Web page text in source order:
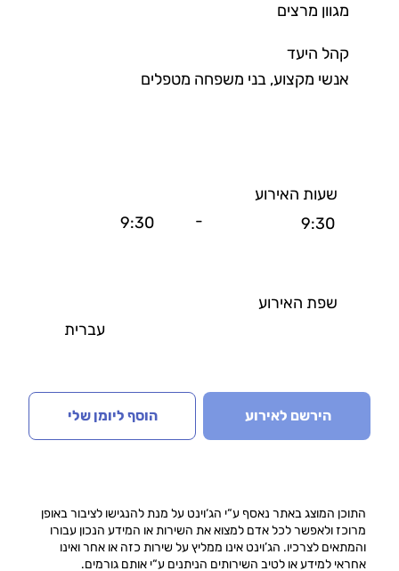
מגוון מרצים
קהל היעד
אנשי מקצוע, בני משפחה מטפלים
הוסף ליומן שלי הירשם לאירוע
שעות האירוע
9:30
- 9:30
שפת האירוע
עברית
התוכן המוצג באתר נאסף ע“י הג‘וינט על מנת להנגישו לציבור באופן
מרוכז ולאפשר לכל אדם למצוא את השירות או המידע הנכון עבורו
והמתאים לצרכיו. הג’וינט אינו ממליץ על שירות כזה או אחר ואינו
אחראי למידע או לטיב השירותים הניתנים ע“י אותם גורמים.